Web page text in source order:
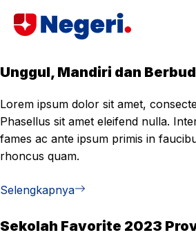
Unggul, Mandiri dan
Lorem ipsum dolor sit amet,
Phasellus sit amet eleifend nulla.
fames ac ante ipsum primis in
rhoncus quam.
Selengkapnya
Sekolah Favorite 2023